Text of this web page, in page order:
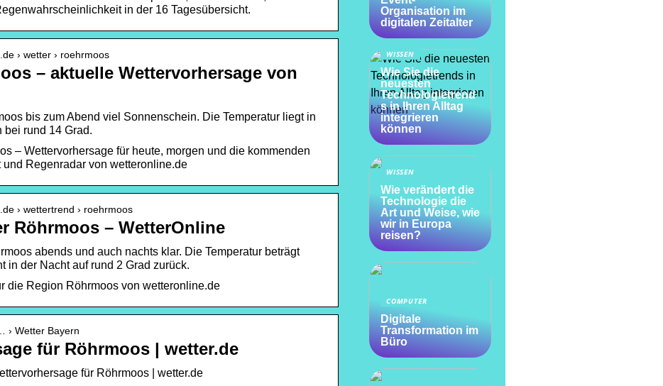
in der 16 Tagesübersicht.
› wetter › roehrmoos
– aktuelle Wettervorhersage von
bis zum Abend viel Sonnenschein. Die Temperatur liegt in
bei rund 14 Grad.
– Wettervorhersage für heute, morgen und die kommenden
und Regenradar von wetteronline.de
› wettertrend › roehrmoos
Röhrmoos – WetterOnline
abends und auch nachts klar. Die Temperatur beträgt
in der Nacht auf rund 2 Grad zurück.
die Region Röhrmoos von wetteronline.de
› Wetter Bayern
für Röhrmoos | wetter.de
für Röhrmoos | wetter.de
Organisation im
digitalen Zeitalter
WISSEN
Wie Sie die
neuesten
Technologietrend
s in Ihren Alltag
integrieren
können
WISSEN
Wie verändert die
Technologie die
Art und Weise, wie
wir in Europa
reisen?
COMPUTER
Digitale
Transformation im
Büro